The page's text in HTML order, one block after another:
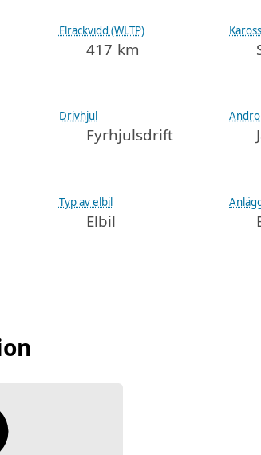
Elräckvidd (WLTP)
417 km
Kaross
Drivhjul
Fyrhjulsdrift
Typ av elbil
Elbil